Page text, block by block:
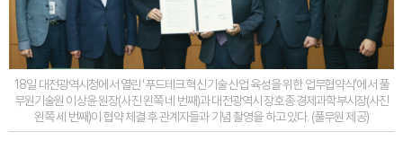
18일 대전광역시청에서 열린 ‘푸드테크 혁신기술 산업 육성을 위한 업무협약식’에서 풀
무원기술원 이상윤 원장(사진 왼쪽 네 번째)과 대전광역시 장호종 경제과학부시장(사진
왼쪽 세 번째)이 협약 체결 후 관계자들과 기념 촬영을 하고 있다. (풀무원 제공)